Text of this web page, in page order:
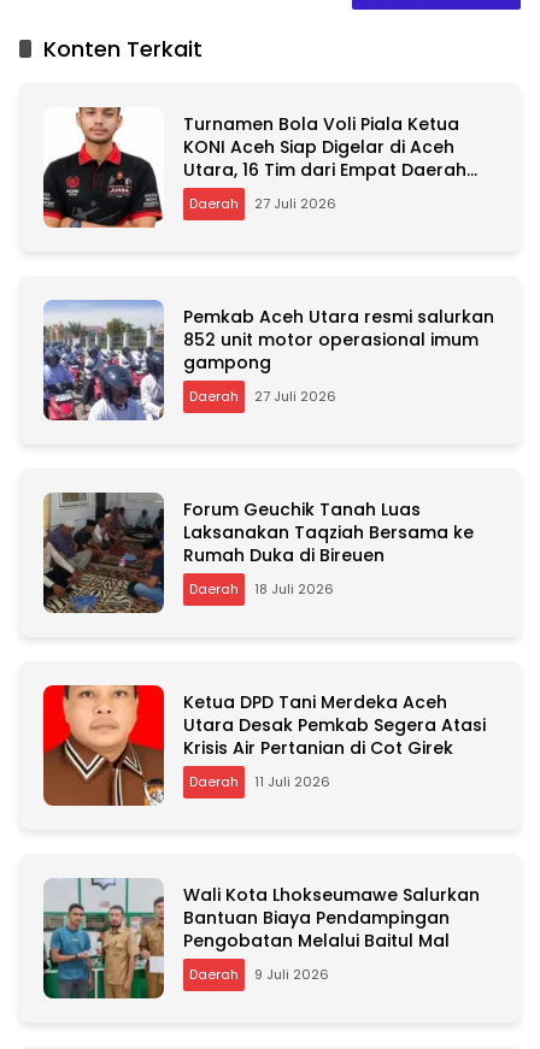
e Konten Terkait
Turnamen Bola Voli Piala Ketua
KONI Aceh Siap Digelar di Aceh
Utara, 16 Tim dari Empat Daerah
Ambil Bagian
Daerah 27 Juli 2026
Pemkab Aceh Utara resmi salurkan
852 unit motor operasional imum
gampong
Daerah 27 Juli 2026
Forum Geuchik Tanah Luas
Laksanakan Taqziah Bersama ke
Rumah Duka di Bireuen
Daerah 18 Juli 2026
Ketua DPD Tani Merdeka Aceh
Utara Desak Pemkab Segera Atasi
Krisis Air Pertanian di Cot Girek
Daerah 11 Juli 2026
Wali Kota Lhokseumawe Salurkan
Bantuan Biaya Pendampingan
Pengobatan Melalui Baitul Mal
Daerah 9 Juli 2026